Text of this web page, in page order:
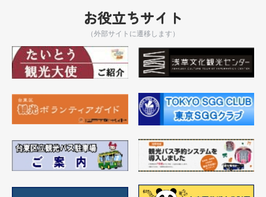
お役立ちサイト
（外部サイトに遷移します）